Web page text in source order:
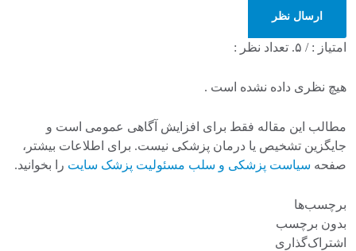
ارسال نظر
امتیاز :/ ۵. تعداد نظر :
هیچ نظری داده نشده است .
مطالب این مقاله فقط برای افزایش آگاهی عمومی است و
جایگزین تشخیص یا درمان پزشکی نیست. برای اطلاعات بیشتر،
صفحه سیاست پزشکی و سلب مسئولیت پزشک سایت را بخوانید.
برچسب‌ها
بدون برچسب
اشتراک‌گذاری